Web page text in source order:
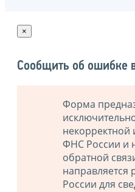
×
Сообщить об ошибке
Форма
ФНС России и
обратной
направляется
России для